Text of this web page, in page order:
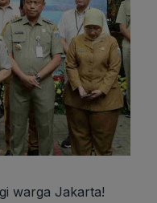
warga Jakarta!